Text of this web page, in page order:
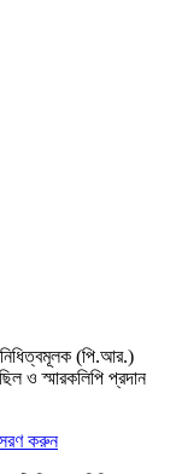
(পি.আর.)
ও স্মারকলিপি প্রদান
করুন